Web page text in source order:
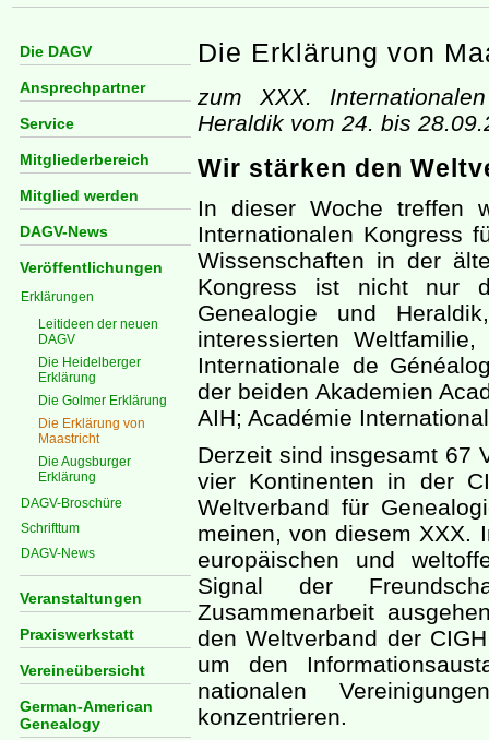
Die DAGV
Ansprechpartner
Service
Mitgliederbereich
Mitglied werden
DAGV-News
Veröffentlichungen
Erklärungen
Leitideen der neuen
DAGV
Die Heidelberger
Erklärung
Die Golmer Erklärung
Die Erklärung von
Maastricht
Die Augsburger
Erklärung
DAGV-Broschüre
Schrifttum
DAGV-News
Veranstaltungen
Praxiswerkstatt
Vereineübersicht
German-American
Genealogy
Die Erklärung von
zum XXX.
Heraldik vom 24. bis
Wir stärken den
In dieser Woche treffen
Internationalen Kongress
Wissenschaften in der
Kongress ist nicht nur
Genealogie und
interessierten
Internationale de
der beiden Akademien
AIH; Académie
Derzeit sind insgesamt 67
vier Kontinenten in der
Weltverband für
meinen, von diesem XXX.
europäischen und
Signal der
Zusammenarbeit
den Weltverband der
um den
nationalen
konzentrieren.